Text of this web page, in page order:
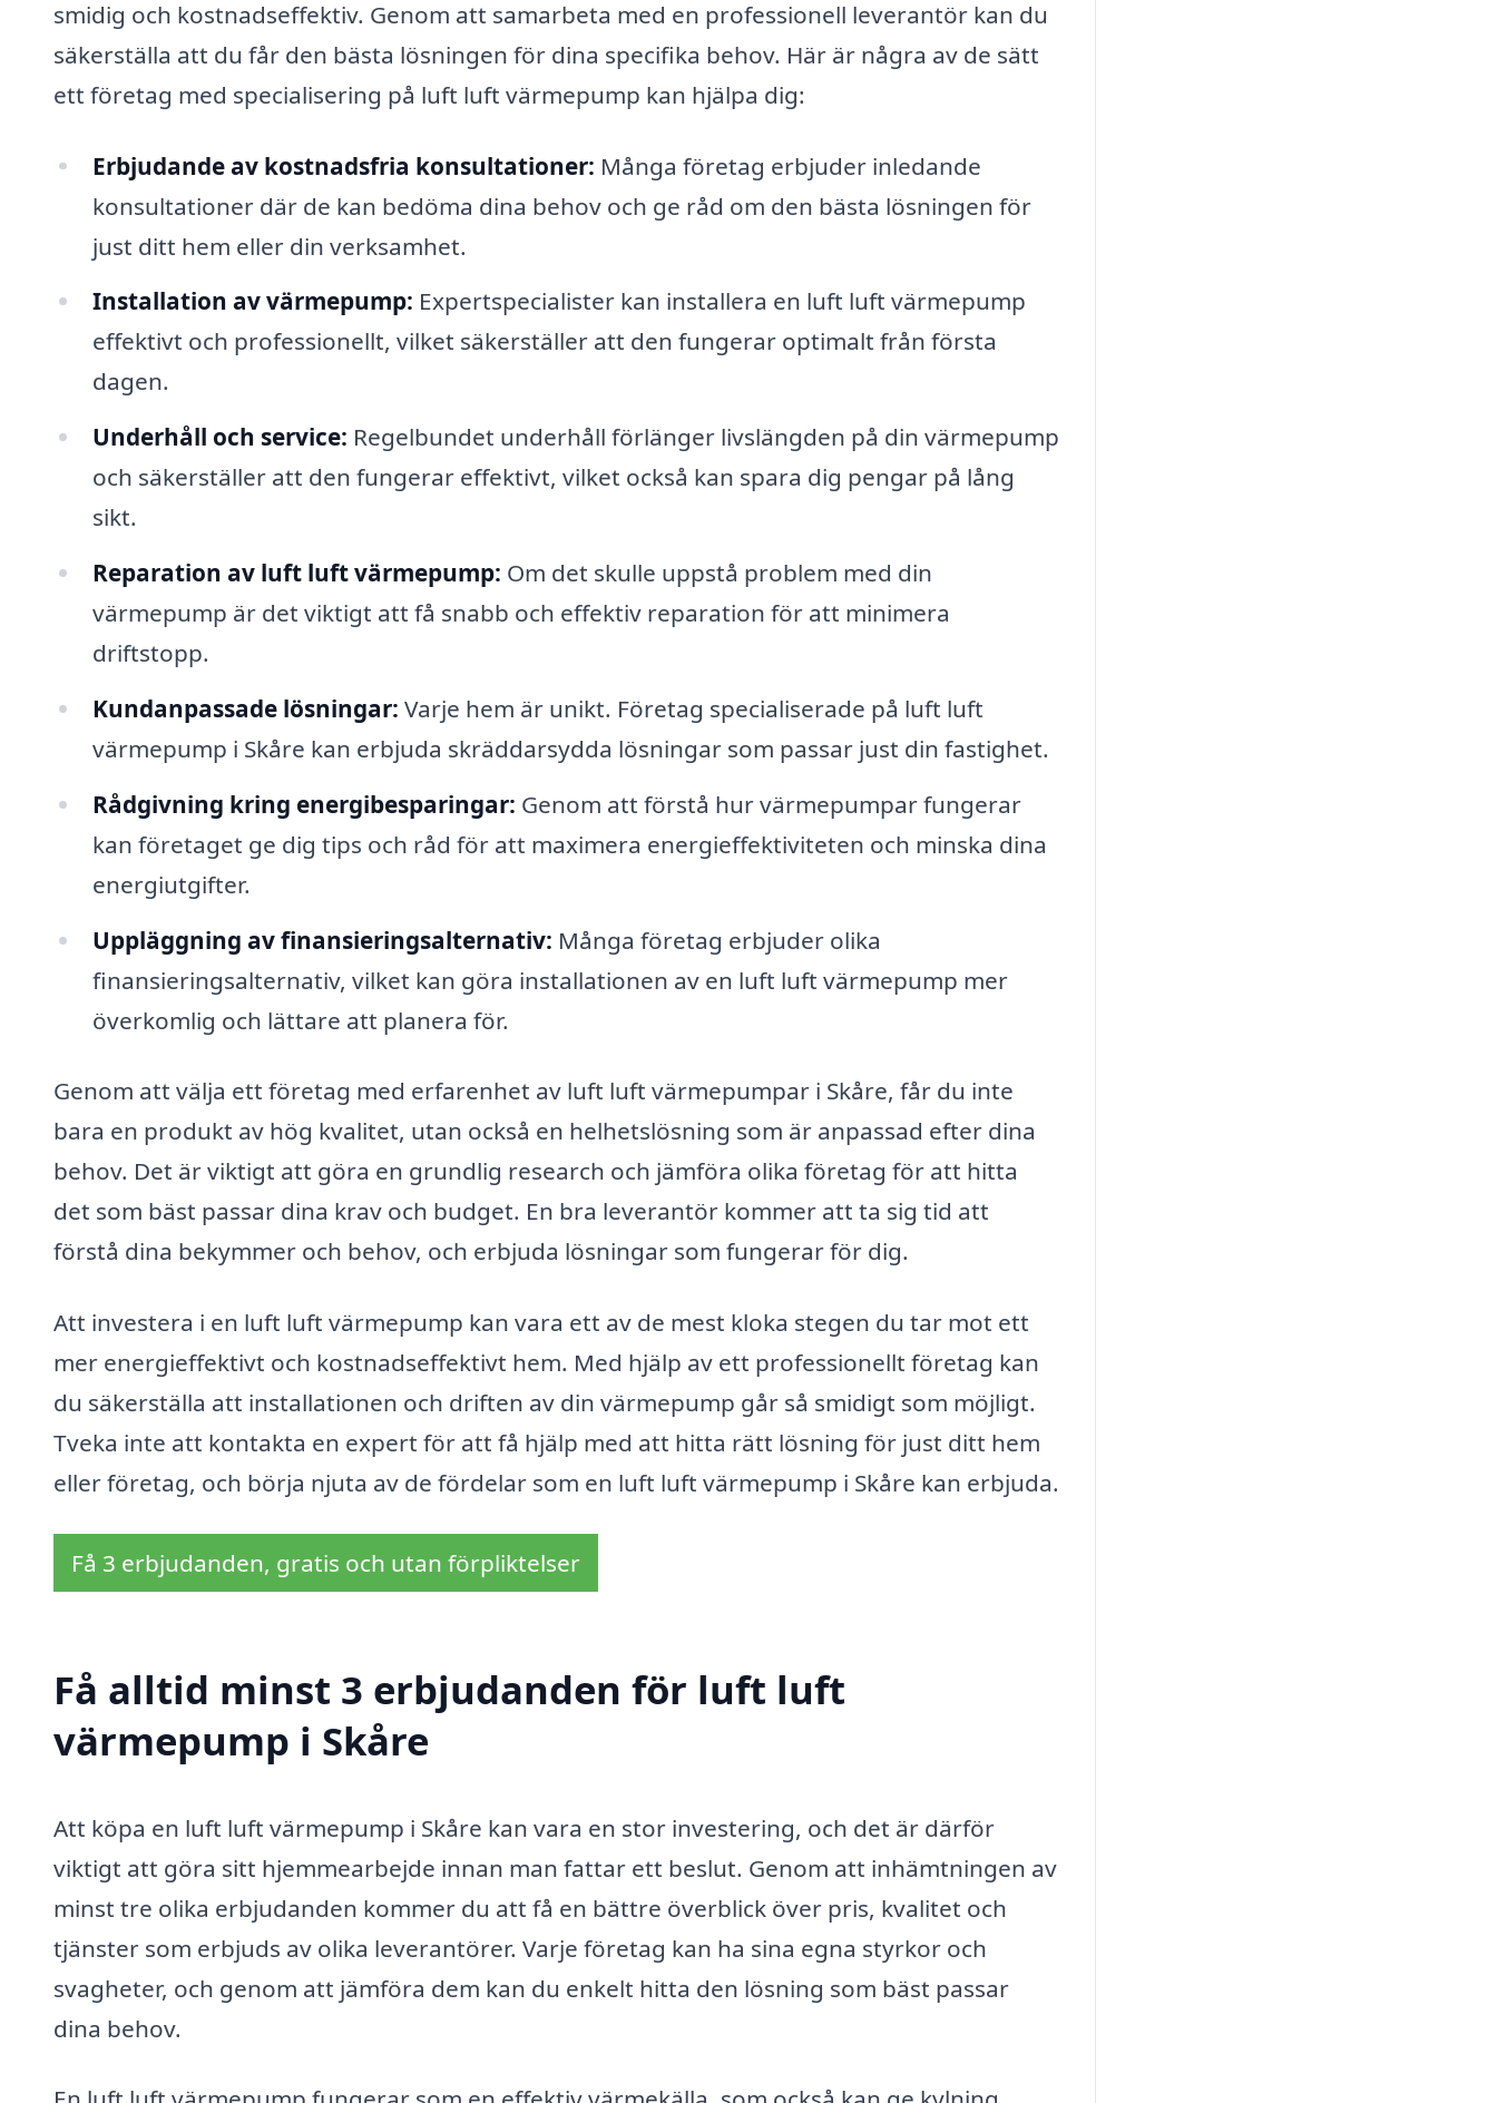
smidig och kostnadseffektiv. Genom att samarbeta med en professionell leverantör kan du
säkerställa att du får den bästa lösningen för dina specifika behov. Här är några av de sätt
ett företag med specialisering på luft luft värmepump kan hjälpa dig:
Erbjudande av kostnadsfria konsultationer: Många företag erbjuder inledande
konsultationer där de kan bedöma dina behov och ge råd om den bästa lösningen för
just ditt hem eller din verksamhet.
Installation av värmepump: Expertspecialister kan installera en luft luft värmepump
effektivt och professionellt, vilket säkerställer att den fungerar optimalt från första
dagen.
Underhåll och service: Regelbundet underhåll förlänger livslängden på din värmepump
och säkerställer att den fungerar effektivt, vilket också kan spara dig pengar på lång
sikt.
Reparation av luft luft värmepump: Om det skulle uppstå problem med din
värmepump är det viktigt att få snabb och effektiv reparation för att minimera
driftstopp.
Kundanpassade lösningar: Varje hem är unikt. Företag specialiserade på luft luft
värmepump i Skåre kan erbjuda skräddarsydda lösningar som passar just din fastighet.
Rådgivning kring energibesparingar: Genom att förstå hur värmepumpar fungerar
kan företaget ge dig tips och råd för att maximera energieffektiviteten och minska dina
energiutgifter.
Uppläggning av finansieringsalternativ: Många företag erbjuder olika
finansieringsalternativ, vilket kan göra installationen av en luft luft värmepump mer
överkomlig och lättare att planera för.
Genom att välja ett företag med erfarenhet av luft luft värmepumpar i Skåre, får du inte
bara en produkt av hög kvalitet, utan också en helhetslösning som är anpassad efter dina
behov. Det är viktigt att göra en grundlig research och jämföra olika företag för att hitta
det som bäst passar dina krav och budget. En bra leverantör kommer att ta sig tid att
förstå dina bekymmer och behov, och erbjuda lösningar som fungerar för dig.
Att investera i en luft luft värmepump kan vara ett av de mest kloka stegen du tar mot ett
mer energieffektivt och kostnadseffektivt hem. Med hjälp av ett professionellt företag kan
du säkerställa att installationen och driften av din värmepump går så smidigt som möjligt.
Tveka inte att kontakta en expert för att få hjälp med att hitta rätt lösning för just ditt hem
eller företag, och börja njuta av de fördelar som en luft luft värmepump i Skåre kan erbjuda.
Få 3 erbjudanden, gratis och utan förpliktelser
Få alltid minst 3 erbjudanden för luft luft
värmepump i Skåre
Att köpa en luft luft värmepump i Skåre kan vara en stor investering, och det är därför
viktigt att göra sitt hjemmearbejde innan man fattar ett beslut. Genom att inhämtningen av
minst tre olika erbjudanden kommer du att få en bättre överblick över pris, kvalitet och
tjänster som erbjuds av olika leverantörer. Varje företag kan ha sina egna styrkor och
svagheter, och genom att jämföra dem kan du enkelt hitta den lösning som bäst passar
dina behov.